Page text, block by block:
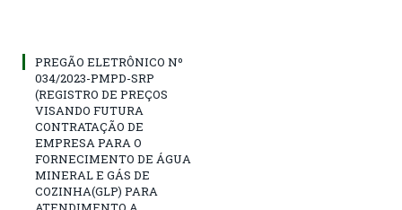
PREGÃO ELETRÔNICO Nº
034/2023-PMPD-SRP
(REGISTRO DE PREÇOS
VISANDO FUTURA
CONTRATAÇÃO DE
EMPRESA PARA O
FORNECIMENTO DE ÁGUA
MINERAL E GÁS DE
COZINHA(GLP) PARA